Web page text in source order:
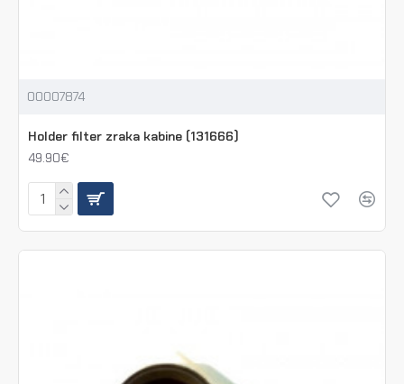
00007874
Holder filter zraka kabine (131666)
49.90€